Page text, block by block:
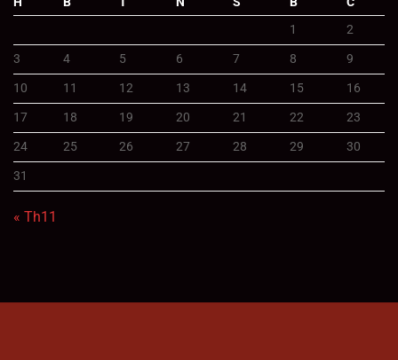
1
2
3
4 5 6 7 8
9
10
11 12 13 14 15
16
17
18 19 20 21 22
23
24
25 26 27 28 29
30
31
« Th11